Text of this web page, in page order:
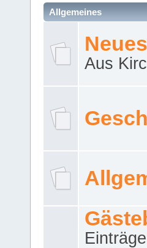
Allgemeines
Aus